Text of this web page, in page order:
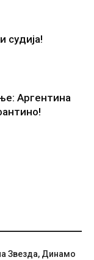
судија!
Аргентина
Звезда, Динамо